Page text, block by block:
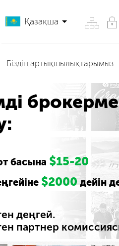
Қазақша
Біздің артықшылықтарымыз
басына $15-20
$2000 дейін
деңгей.
партнер